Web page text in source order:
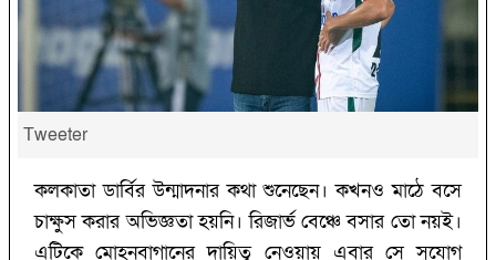
Tweeter
কলকাতা ডার্বির উন্মাদনার কথা শুনেছেন। কখনও মাঠে বসে
চাক্ষুস করার অভিজ্ঞতা হয়নি। রিজার্ভ বেঞ্চে বসার তো নয়ই।
এটিকে মোহনবাগানের দায়িত্ব নেওয়ায় এবার সে সুযোগ